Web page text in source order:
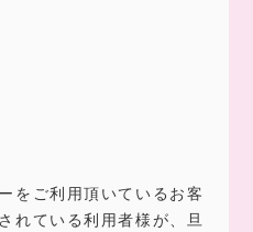
をご利用頂いているお客
れている利用者様が、旦